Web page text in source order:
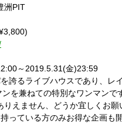
洲PIT
～2019.5.31(金)23:59
誇るライブハウスであり、レ
を兼ねての特別なワンマンで
えません、どうか宜しくお願
っている方のみお得な企画も